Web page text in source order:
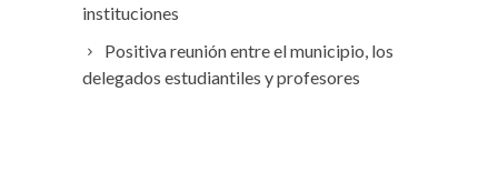
instituciones
Positiva reunión entre el municipio, los
delegados estudiantiles y profesores